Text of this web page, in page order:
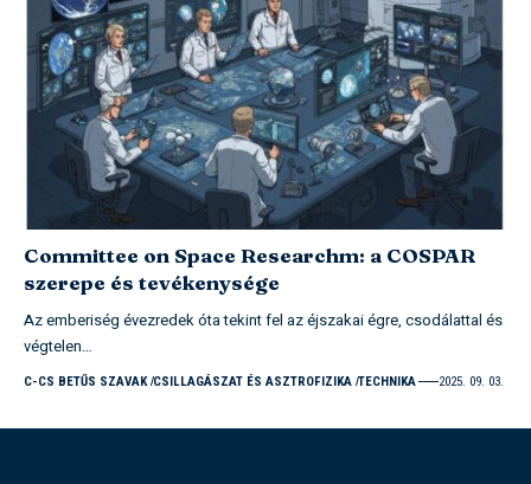
Committee on Space Researchm: a COSPAR
szerepe és tevékenysége
Az emberiség évezredek óta tekint fel az éjszakai égre, csodálattal és
végtelen…
C-CS BETŰS SZAVAK CSILLAGÁSZAT ÉS ASZTROFIZIKA TECHNIKA 2025. 09. 03.